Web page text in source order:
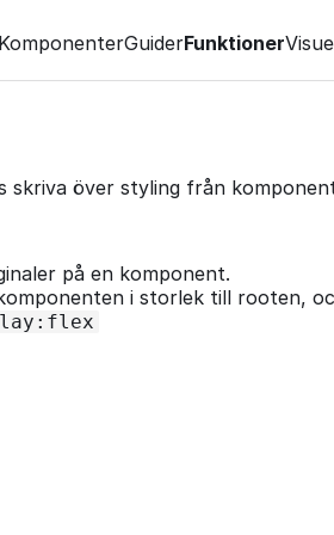
GuiderFunktioner
skriva över styling från
på en komponent.
i storlek till rooten,